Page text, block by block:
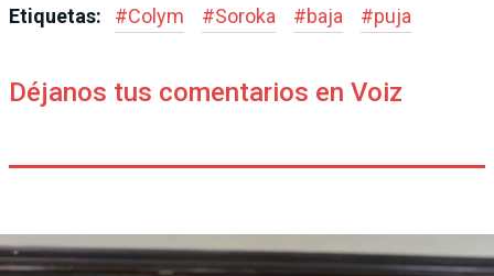
Etiquetas: #Colym #Soroka #baja #puja
Déjanos tus comentarios en Voiz